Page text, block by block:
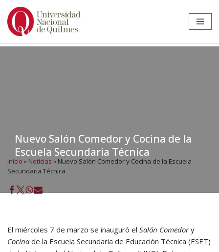
Ir
Nuevo Salón Comedor y Cocina de la
Escuela Secundaria Técnica
Inicio » Noticias » Nuevo Salón Comedor y Cocina de la Escuela
Secundaria Técnica
El miércoles 7 de marzo se inauguró el Salón Comedory
Cocina de la Escuela Secundaria de Educación Técnica (ESET)